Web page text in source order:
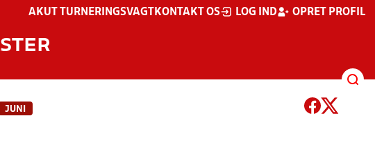
AKUT TURNERINGSVAGT KONTAKT OS LOG IND OPRET PROFIL
JUNI